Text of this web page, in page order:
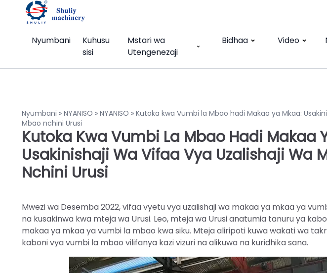
Nyumbani
Kuhusu
sisi
Mstari wa
Utengenezaji
Bidhaa Video
Nyumbani » NYANISO » NYANISO » Kutoka kwa Vumbi la Mbao hadi Makaa ya Mkaa:
Mbao nchini Urusi
Kutoka Kwa Vumbi La Mbao Hadi Makaa
Usakinishaji Wa Vifaa Vya Uzalishaji Wa
Nchini Urusi
Mwezi wa Desemba 2022, vifaa vyetu vya uzalishaji wa makaa ya mkaa ya
na kusakinwa kwa mteja wa Urusi. Leo, mteja wa Urusi anatumia tanuru ya
makaa ya mkaa ya vumbi la mbao kwa siku. Mteja aliripoti kuwa wakati wa
kaboni vya vumbi la mbao vilifanya kazi vizuri na alikuwa na kuridhika sana.